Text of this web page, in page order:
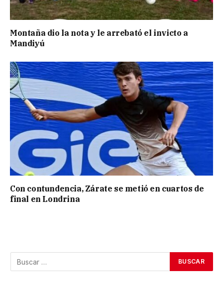
Montaña dio la nota y le arrebató el invicto a
Mandiyú
Con contundencia, Zárate se metió en cuartos de
final en Londrina